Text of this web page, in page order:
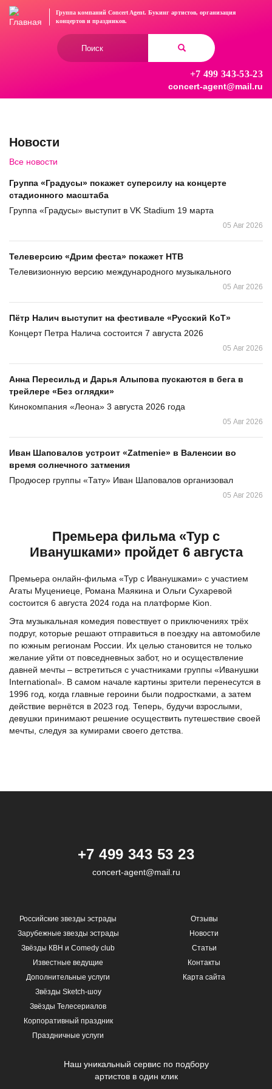
Перейти
Группа компаний Concert Agent. Букинг артистов, организация
концертови праздников.
+7 499 343-53-23
concert-agent@mail.ru
Новости
Все новости
Группа «Градусы» покажет суперсилу на концерте
стадионного масштаба
Группа «Градусы» выступит в VK Stadium 19 марта
05 Авг 2026
Телеверсию «Дрим феста» покажет НТВ
Телевизионную версию международного музыкального
05 Авг 2026
Пётр Налич выступит на фестивале «Русский КоТ»
Концерт Петра Налича состоится 7 августа 2026
05 Авг 2026
Анна Пересильд и Дарья Алыпова пускаются в бега в
трейлере «Без оглядки»
Кинокомпания «Леона» 3 августа 2026 года
05 Авг 2026
Иван Шаповалов устроит «Zatmenie» в Валенсии во
время солнечного затмения
Продюсер группы «Тату» Иван Шаповалов организовал
05 Авг 2026
Премьера фильма «Тур с
Иванушками» пройдет 6 августа
Премьера онлайн-фильма «Тур с Иванушками» с участием
Агаты Муцениеце, Романа Маякина и Ольги Сухаревой
состоится 6 августа 2024 года на платформе Kion.
Эта музыкальная комедия повествует о приключениях трёх
подруг, которые решают отправиться в поездку на автомобиле
по южным регионам России. Их целью становится не только
желание уйти от повседневных забот, но и осуществление
давней мечты – встретиться с участниками группы «Иванушки
International». В самом начале картины зрители перенесутся в
1996 год, когда главные героини были подростками, а затем
действие вернётся в 2023 год. Теперь, будучи взрослыми,
девушки принимают решение осуществить путешествие своей
мечты, следуя за кумирами своего детства.
+7 499 343 53 23
concert-agent@mail.ru
Российские звезды эстрады
Зарубежные звезды эстрады
Звёзды КВН и Comedy club
Известные ведущие
Дополнительные услуги
Звёзды Sketch-шоу
Звёзды Телесериалов
Корпоративный праздник
Праздничные услуги
Отзывы
Новости
Статьи
Контакты
Карта сайта
Наш уникальный сервис по подбору
артистов в один клик